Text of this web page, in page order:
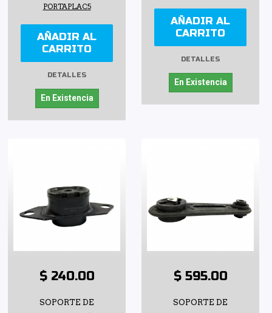
PORTAPLAC5
AÑADIR AL
CARRITO
DETALLES
En Existencia
AÑADIR AL
CARRITO
DETALLES
En Existencia
$ 240.00
SOPORTE DE
$ 595.00
SOPORTE DE